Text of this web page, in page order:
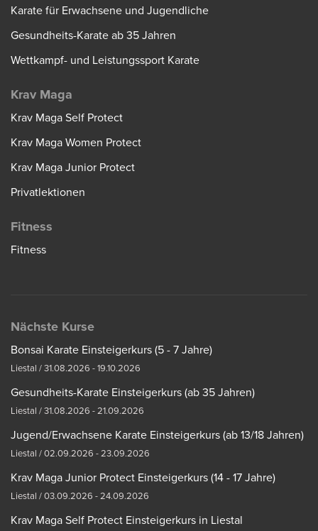
Karate für Erwachsene und Jugendliche
Gesundheits-Karate ab 35 Jahren
Wettkampf- und Leistungssport Karate
Krav Maga
Krav Maga Self Protect
Krav Maga Women Protect
Krav Maga Junior Protect
Privatlektionen
Fitness
Fitness
Nächste Kurse
Bonsai Karate Einsteigerkurs (5 - 7 Jahre)
Liestal / 31.08.2026 - 19.10.2026
Gesundheits-Karate Einsteigerkurs (ab 35 Jahren)
Liestal / 31.08.2026 - 21.09.2026
Jugend/Erwachsene Karate Einsteigerkurs (ab 13/18 Jahren)
Liestal / 02.09.2026 - 23.09.2026
Krav Maga Junior Protect Einsteigerkurs (14 - 17 Jahre)
Liestal / 03.09.2026 - 24.09.2026
Krav Maga Self Protect Einsteigerkurs in Liestal